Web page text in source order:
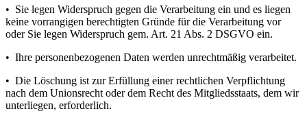
• Sie legen Widerspruch gegen die Verarbeitung ein und es liegen
keine vorrangigen berechtigten Gründe für die Verarbeitung vor
oder Sie legen Widerspruch gem. Art. 21 Abs. 2 DSGVO ein.
• Ihre personenbezogenen Daten werden unrechtmäßig verarbeitet.
• Die Löschung ist zur Erfüllung einer rechtlichen Verpflichtung
nach dem Unionsrecht oder dem Recht des Mitgliedsstaats, dem wir
unterliegen, erforderlich.